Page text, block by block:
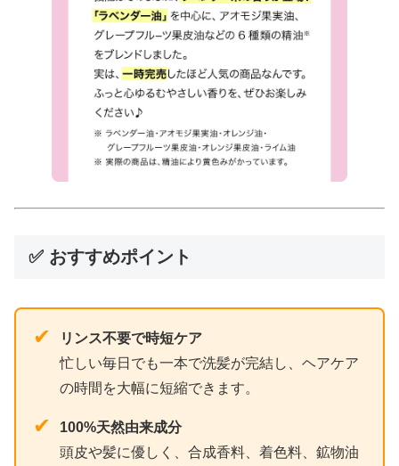
✅ おすすめポイント
✔
リンス不要で時短ケア
忙しい毎日でも一本で洗髪が完結し、ヘアケア
の時間を大幅に短縮できます。
✔
100%天然由来成分
頭皮や髪に優しく、合成香料、着色料、鉱物油